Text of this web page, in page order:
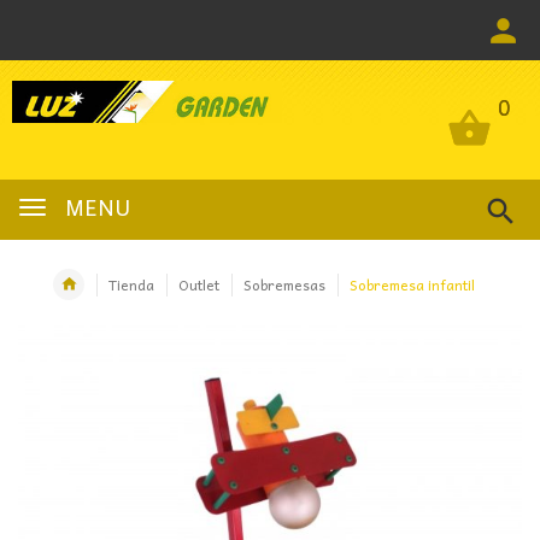
0
MENU
0
Tienda Outlet Sobremesas Sobremesa infantil